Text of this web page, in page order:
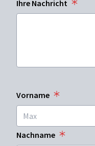
Ihre Nachricht
Vorname
Nachname